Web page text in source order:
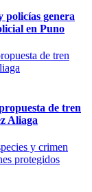
policías genera
en Puno
de tren
Aliaga